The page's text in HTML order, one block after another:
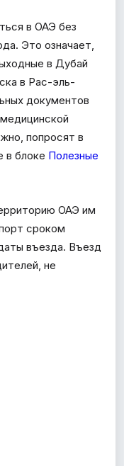
в ОАЭ без
Это означает,
в Дубай
в Рас-эль-
документов
попросят в
в блоке Полезные
ОАЭ им
сроком
въезда. Въезд
не